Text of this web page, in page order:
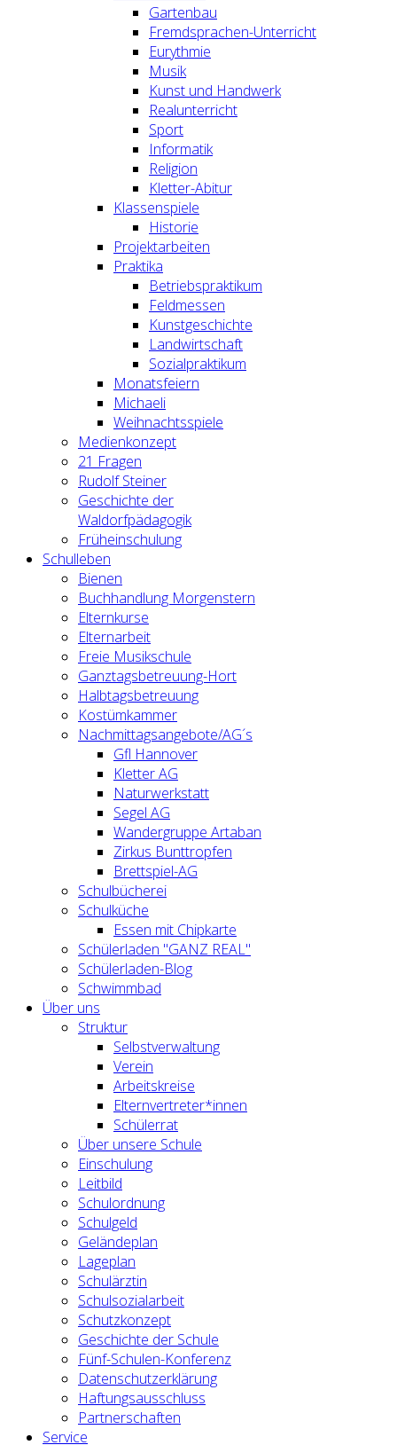
Gartenbau
Fremdsprachen-Unterricht
Eurythmie
Musik
Kunst und Handwerk
Realunterricht
Sport
Informatik
Religion
Kletter-Abitur
Klassenspiele
Historie
Projektarbeiten
Praktika
Betriebspraktikum
Feldmessen
Kunstgeschichte
Landwirtschaft
Sozialpraktikum
Monatsfeiern
Michaeli
Weihnachtsspiele
Medienkonzept
21 Fragen
Rudolf Steiner
Geschichte der
Waldorfpädagogik
Früheinschulung
Schulleben
Bienen
Buchhandlung Morgenstern
Elternkurse
Elternarbeit
Freie Musikschule
Ganztagsbetreuung-Hort
Halbtagsbetreuung
Kostümkammer
Nachmittagsangebote/AG´s
Gfl Hannover
Kletter AG
Naturwerkstatt
Segel AG
Wandergruppe Artaban
Zirkus Bunttropfen
Brettspiel-AG
Schulbücherei
Schulküche
Essen mit Chipkarte
Schülerladen "GANZ REAL"
Schülerladen-Blog
Schwimmbad
Über uns
Struktur
Selbstverwaltung
Verein
Arbeitskreise
Elternvertreter*innen
Schülerrat
Über unsere Schule
Einschulung
Leitbild
Schulordnung
Schulgeld
Geländeplan
Lageplan
Schulärztin
Schulsozialarbeit
Schutzkonzept
Geschichte der Schule
Fünf-Schulen-Konferenz
Datenschutzerklärung
Haftungsausschluss
Partnerschaften
Service